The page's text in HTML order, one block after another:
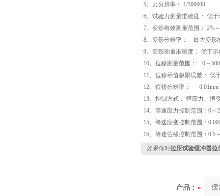
5、力分辨率：
1/300000
6、试验力测量准确度： 优于
7、变形有效测量范围： 2%
8、变形分辨率：
最大变形
9、变形测量准确度： 优于示
10、位移测量范围：
0～
11、位移示值极限误差： 优
12、位移分辨率： 0.01mm
13、控制方式： 恒应力、恒
14、等速应力控制范围：0
15、等速应变控制范围：
16、等速位移控制范围：0.5
如果你对拉压试验缓冲器拉
产品：